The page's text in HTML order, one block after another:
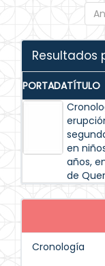
Resultados
PORTADATÍTULO
en
años,
de
Cronología